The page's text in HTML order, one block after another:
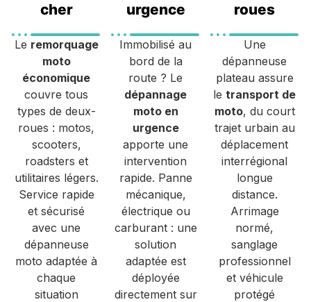
cher
Le remorquage
moto
économique
couvre tous
types de deux-
roues : motos,
scooters,
roadsters et
utilitaires légers.
Service rapide
et sécurisé
avec une
dépanneuse
moto adaptée à
chaque
situation
urgence
Immobilisé au
bord de la
route ? Le
dépannage
moto en
urgence
apporte une
intervention
rapide. Panne
mécanique,
électrique ou
carburant : une
solution
adaptée est
déployée
directement sur
roues
Une
dépanneuse
plateau assure
letransport de
moto, du court
trajet urbain au
déplacement
interrégional
longue
distance.
Arrimage
normé,
sanglage
professionnel
et véhicule
protégé